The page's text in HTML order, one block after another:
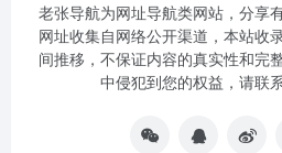
老张导航为网址导航类网站，分享
网址收集自网络公开渠道，本站收
间推移，不保证内容的真实性和完
中侵犯到您的权益，请联